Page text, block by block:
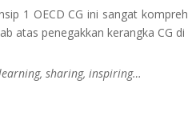
1 OECD CG ini sangat
atas penegakkan kerangka CG di
sharing, inspiring…